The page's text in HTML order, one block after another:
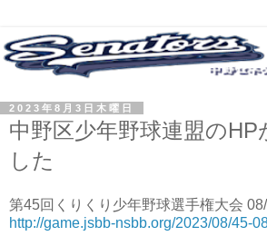
2023年8月3日木曜日
中野区少年野球連盟のHP
した
第45回くりくり少年野球選手権大会
http://game.jsbb-nsbb.org/2023/08/45-